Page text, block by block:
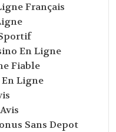
Français
En Ligne
Fiable
Ligne
Sans Depot